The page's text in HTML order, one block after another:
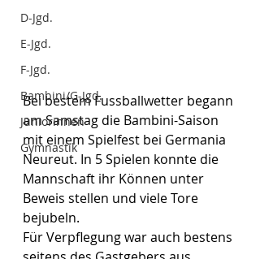
D-Jgd.
E-Jgd.
F-Jgd.
Bambini/G-Jgd.
Juniorinnen
Gymnastik
Bei bestem Fussballwetter begann
am Samstag die Bambini-Saison
mit einem Spielfest bei Germania
Neureut. In 5 Spielen konnte die
Mannschaft ihr Können unter
Beweis stellen und viele Tore
bejubeln.
Für Verpflegung war auch bestens